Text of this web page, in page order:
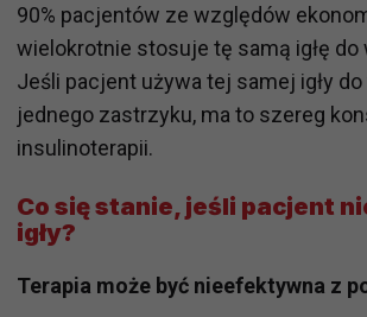
90% pacjentów ze względów
wielokrotnie stosuje tę samą igłę
Jeśli pacjent używa tej samej igły
jednego zastrzyku, ma to szereg
insulinoterapii.
Co się stanie, jeśli pacjent
igły?
Terapia może być nieefektywna z